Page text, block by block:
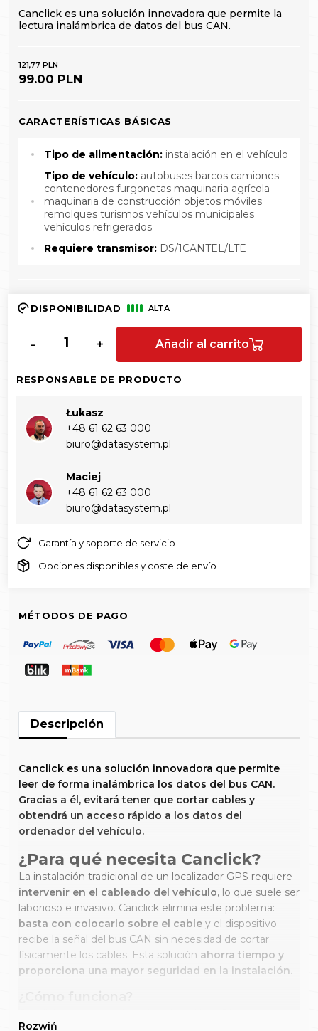
Canclick es una solución innovadora que permite la
lectura inalámbrica de datos del bus CAN.
121,77 PLN
99.00 PLN
CARACTERÍSTICAS BÁSICAS
Tipo de alimentación: instalación en el vehículo
Tipo de vehículo: autobuses barcos camiones
contenedores furgonetas maquinaria agrícola
maquinaria de construcción objetos móviles
remolques turismos vehículos municipales
vehículos refrigerados
Requiere transmisor: DS/1CANTEL/LTE
DISPONIBILIDAD ALTA
- + Añadir al carrito
RESPONSABLE DE PRODUCTO
Łukasz
+48 61 62 63 000‬
biuro@datasystem.pl
Maciej
+48 61 62 63 000‬
biuro@datasystem.pl
Garantía y soporte de servicio
Opciones disponibles y coste de envío
MÉTODOS DE PAGO
Descripción
Canclick es una solución innovadora que permite
leer de forma inalámbrica los datos del bus CAN.
Gracias a él, evitará tener que cortar cables y
obtendrá un acceso rápido a los datos del
ordenador del vehículo.
¿Para qué necesita Canclick?
La instalación tradicional de un localizador GPS requiere
intervenir en el cableado del vehículo, lo que suele ser
laborioso e invasivo. Canclick elimina este problema:
basta con colocarlo sobre el cable y el dispositivo
recibe la señal del bus CAN sin necesidad de cortar
físicamente los cables. Esta solución ahorra tiempo y
proporciona una mayor seguridad en la instalación.